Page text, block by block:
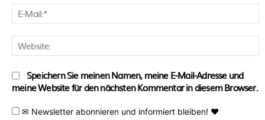
Speichern Sie meinen Namen, meine E-Mail-Adresse und
meine Website für den nächsten Kommentar in diesem Browser.
✉ Newsletter abonnieren und informiert bleiben! ♥